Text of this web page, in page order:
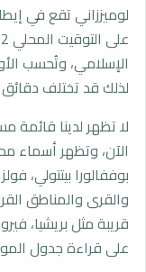
لوميززاني تقع في
الإسلامي، وتُحسب
لذلك قد تختلف دقائق
لا تظهر لدينا
الآن، وتظهر أسماء
بوففالورا بيتتولي،
والقرى والمناطق
قريبة مثل بريشيا،
على قراءة جدول